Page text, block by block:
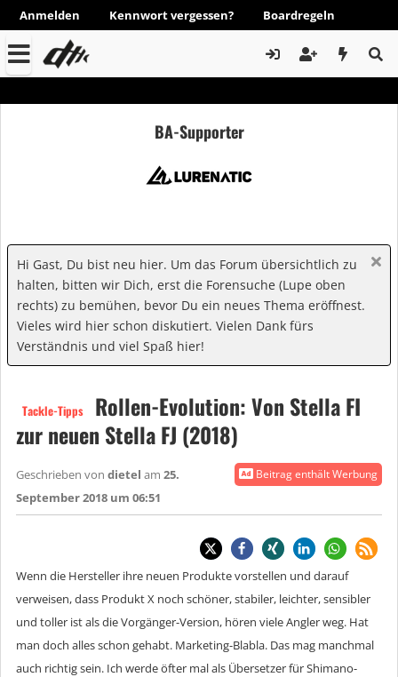
Anmelden Kennwort vergessen? Boardregeln
BA-Supporter
Hi Gast, Du bist neu hier. Um das Forum übersichtlich zu
halten, bitten wir Dich, erst die Forensuche (Lupe oben
rechts) zu bemühen, bevor Du ein neues Thema eröffnest.
Vieles wird hier schon diskutiert. Vielen Dank fürs
Verständnis und viel Spaß hier!
Tackle-Tipps
Rollen-Evolution: Von Stella FI
zur neuen Stella FJ (2018)
Beitrag enthält Werbung
Geschrieben von dietel am 25.
September 2018 um 06:51
Wenn die Hersteller ihre neuen Produkte vorstellen und darauf
verweisen, dass Produkt X noch schöner, stabiler, leichter, sensibler
und toller ist als die Vorgänger-Version, hören viele Angler weg. Hat
man doch alles schon gehabt. Marketing-Blabla. Das mag manchmal
auch richtig sein. Ich werde öfter mal als Übersetzer für Shimano-